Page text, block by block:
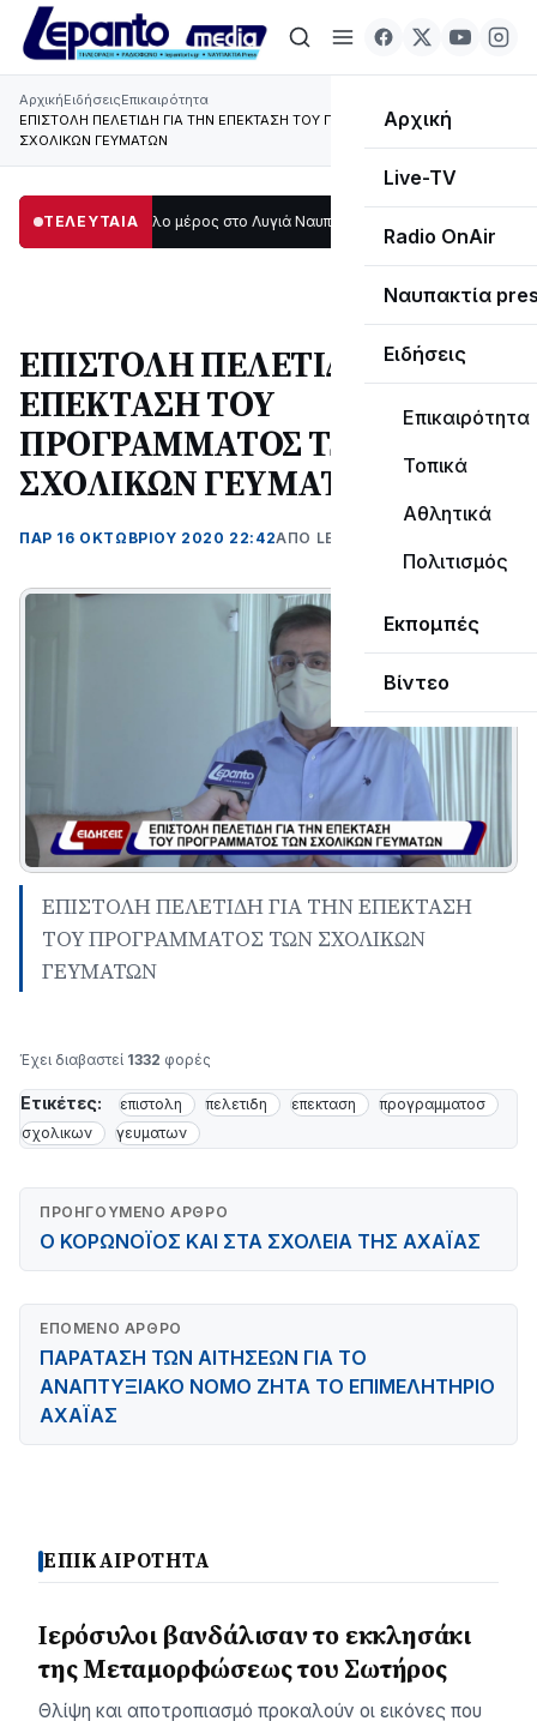
Αρχική
Live-TV
Radio OnAir
Ναυπακτία
Ειδήσεις
Επικαιρότητα
Τοπικά
Αθλητικά
Πολιτισμός
Εκπομπές
Βίντεο
ΑρχικήΕιδήσειςΕπικαιρότητα
ΕΠΙΣΤΟΛΗ ΠΕΛΕΤΙΔΗ ΓΙΑ ΤΗΝ ΕΠΕΚΤΑΣΗ ΤΟΥ ΠΡΟΓΡΑΜΜΑΤΟΣ ΤΩΝ
ΣΧΟΛΙΚΩΝ ΓΕΥΜΑΤΩΝ
ΤΕΛΕΥΤΑΙΑ
μεγάλο μέρος στο Λυγιά Ναυπάκτου12:08
ΕΠΙΣΤΟΛΗ ΠΕΛΕΤΙΔΗ ΓΙΑ ΤΗΝ
ΕΠΕΚΤΑΣΗ ΤΟΥ
ΠΡΟΓΡΑΜΜΑΤΟΣ ΤΩΝ
ΣΧΟΛΙΚΩΝ ΓΕΥΜΑΤΩΝ
ΠΑΡ 16 ΟΚΤΩΒΡΊΟΥ 2020 22:42ΑΠΌ LEPANTO RTV
ΕΠΙΣΤΟΛΗ ΠΕΛΕΤΙΔΗ ΓΙΑ ΤΗΝ ΕΠΕΚΤΑΣΗ
ΤΟΥ ΠΡΟΓΡΑΜΜΑΤΟΣ ΤΩΝ ΣΧΟΛΙΚΩΝ
ΓΕΥΜΑΤΩΝ
Έχει διαβαστεί 1332 φορές
Ετικέτες: επιστολη πελετιδη επεκταση
προγραμματοσ
σχολικων
γευματων
ΠΡΟΗΓΟΎΜΕΝΟ ΆΡΘΡΟ
Ο ΚΟΡΩΝΟΪΟΣ ΚΑΙ ΣΤΑ ΣΧΟΛΕΙΑ ΤΗΣ ΑΧΑΪΑΣ
ΕΠΌΜΕΝΟ ΆΡΘΡΟ
ΠΑΡΑΤΑΣΗ ΤΩΝ ΑΙΤΗΣΕΩΝ ΓΙΑ ΤΟ
ΑΝΑΠΤΥΞΙΑΚΟ ΝΟΜΟ ΖΗΤΑ ΤΟ ΕΠΙΜΕΛΗΤΗΡΙΟ
ΑΧΑΪΑΣ
ΕΠΙΚΑΙΡΟΤΗΤΑ
Ιερόσυλοι βανδάλισαν το εκκλησάκι
της Μεταμορφώσεως του Σωτήρος
Θλίψη και αποτροπιασμό προκαλούν οι εικόνες που